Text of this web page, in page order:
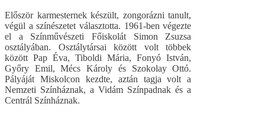
Először karmesternek készült, zongorázni tanult,
végül a színészetet választotta. 1961-ben végezte
el a Színművészeti Főiskolát Simon Zsuzsa
osztályában. Osztálytársai között volt többek
között Pap Éva, Tiboldi Mária, Fonyó István,
Győry Emil, Mécs Károly és Szokolay Ottó.
Pályáját Miskolcon kezdte, aztán tagja volt a
Nemzeti Színháznak, a Vidám Színpadnak és a
Centrál Színháznak.